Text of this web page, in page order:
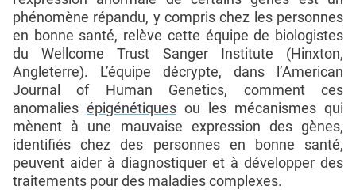
phénomène répandu, y compris chez les personnes
en bonne santé, relève cette équipe de biologistes
du Wellcome Trust Sanger Institute (Hinxton,
Angleterre). L’équipe décrypte, dans l’American
Journal of Human Genetics, comment ces
anomalies épigénétiques ou les mécanismes qui
mènent à une mauvaise expression des gènes,
identifiés chez des personnes en bonne santé,
peuvent aider à diagnostiquer et à développer des
traitements pour des maladies complexes.